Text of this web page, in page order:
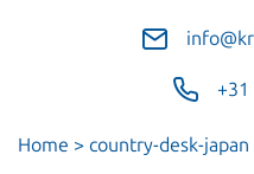
+31
Home > country-desk-japan